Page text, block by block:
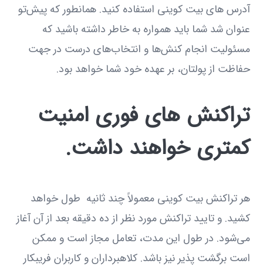
آدرس های بیت کوینی استفاده کنید. همانطور که پیش‌تو
عنوان شد شما باید همواره به خاطر داشته باشید که
مسئولیت انجام کنش‌ها و انتخاب‌های درست در جهت
حفاظت از پولتان، بر عهده خود شما خواهد بود.
تراکنش های فوری امنیت
کمتری خواهند داشت.
هر تراکنش بیت کوینی معمولاً چند ثانیه طول خواهد
کشید. و تایید تراکنش مورد نظر از ده دقیقه بعد از آن آغاز
می‌شود. در طول این مدت، تعامل مجاز است و ممکن
است برگشت پذیر نیز باشد. کلاهبرداران و کاربران فریبکار